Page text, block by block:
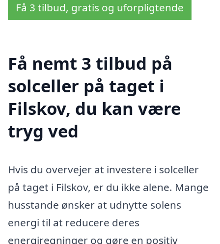
Få 3 tilbud, gratis og uforpligtende
Få nemt 3 tilbud på
solceller på taget i
Filskov, du kan være
tryg ved
Hvis du overvejer at investere i solceller
på taget i Filskov, er du ikke alene. Mange
husstande ønsker at udnytte solens
energi til at reducere deres
energiregninger og gøre en positiv